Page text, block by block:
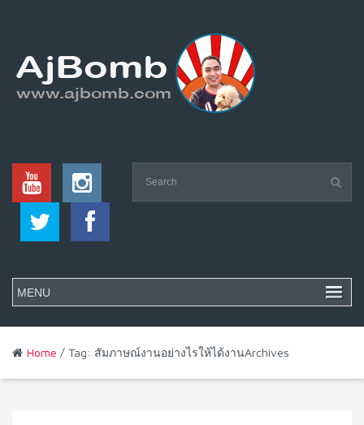
Home / Tag: สัมภาษณ์งานอย่างไรให้ได้งานArchives